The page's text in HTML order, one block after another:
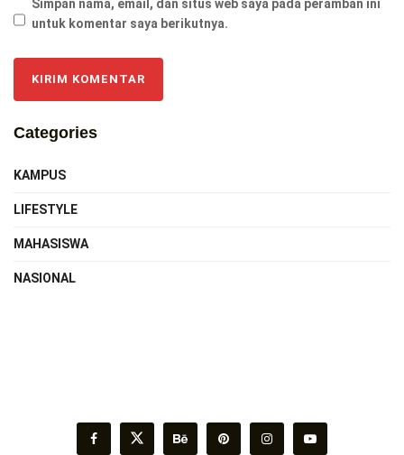
Simpan nama, email, dan situs web saya pada peramban ini
untuk komentar saya berikutnya.
Categories
KAMPUS
LIFESTYLE
MAHASISWA
NASIONAL